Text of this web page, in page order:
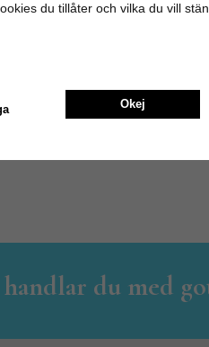
tvärsöver: Midja: 40
Modellen på bilden är 163 cm
du med
du tillåter och vilka du vill
Okej